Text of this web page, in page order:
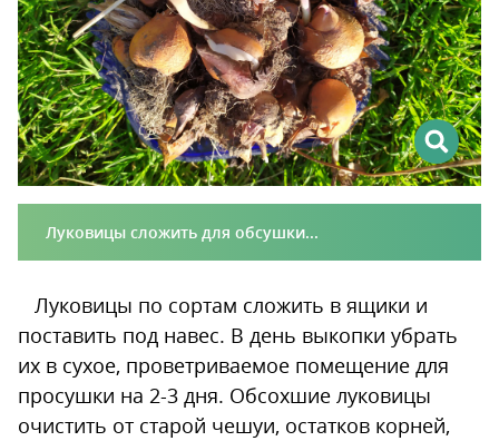
Луковицы сложить для обсушки...
Луковицы по сортам сложить в ящики и
поставить под навес. В день выкопки убрать
их в сухое, проветриваемое помещение для
просушки на 2-3 дня. Обсохшие луковицы
очистить от старой чешуи, остатков корней,